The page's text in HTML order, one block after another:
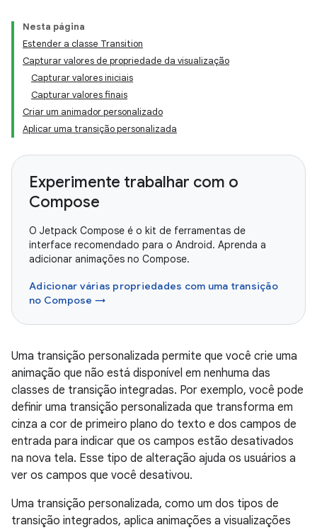
Nesta página
Estender a classe Transition
Capturar valores de propriedade da visualização
Capturar valores iniciais
Capturar valores finais
Criar um animador personalizado
Aplicar uma transição personalizada
Experimente trabalhar com o
Compose
O Jetpack Compose é o kit de ferramentas de
interface recomendado para o Android. Aprenda a
adicionar animações no Compose.
Adicionar várias propriedades com uma transição
no Compose →
Uma transição personalizada permite que você crie uma
animação que não está disponível em nenhuma das
classes de transição integradas. Por exemplo, você pode
definir uma transição personalizada que transforma em
cinza a cor de primeiro plano do texto e dos campos de
entrada para indicar que os campos estão desativados
na nova tela. Esse tipo de alteração ajuda os usuários a
ver os campos que você desativou.
Uma transição personalizada, como um dos tipos de
transição integrados, aplica animações a visualizações